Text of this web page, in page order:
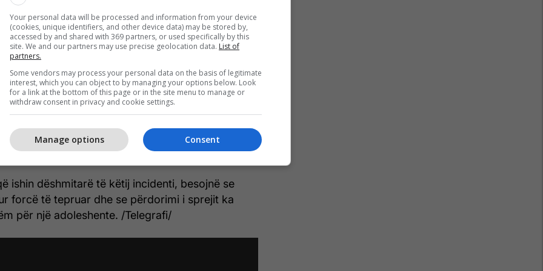
shihet se si vajza refuzon të merret në pyetje
policia, të cilët u treguan vigjilent duke e kapur
dhe duke e prangosur dhunshëm.
dëgjohet në video duke bërtitur “mos më prekni”,
histerike derisa policia e përplasin për tokë.
me kaq, pasi ata vendosin ta dërgojnë në
ajo refuzon të fus këmbët brenda me ç’rast i
ishin dëshmitarë të këtij incidenti, besojnë se
forcë të tepruar dhe se përdorimi i sprejit ka
për një adoleshente. /Telegrafi/
Your personal data will be processed and information from your device
(cookies, unique identifiers, and other device data) may be stored by,
accessed by and shared with 369 partners, or used specifically by this
site. We and our partners may use precise geolocation data. List of
partners.
Some vendors may process your personal data on the basis of legitimate
interest, which you can object to by managing your options below. Look
for a link at the bottom of this page or in the site menu to manage or
withdraw consent in privacy and cookie settings.
Consent
Manage options